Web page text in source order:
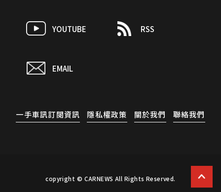
YOUTUBE RSS
EMAIL
一手車訊訂閱資訊 隱私權政策 關於我們 聯絡我們
copyright © CARNEWS All Rights Reserved.